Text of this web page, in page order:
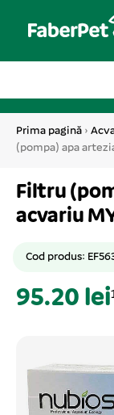
Prima pagină ›
(pompa) apa
Filtru
acvariu
Cod produs:
95.20 lei